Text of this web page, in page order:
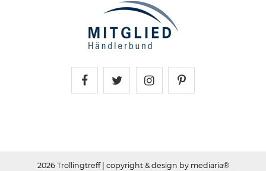
2026 Trollingtreff | copyright & design by mediaria®